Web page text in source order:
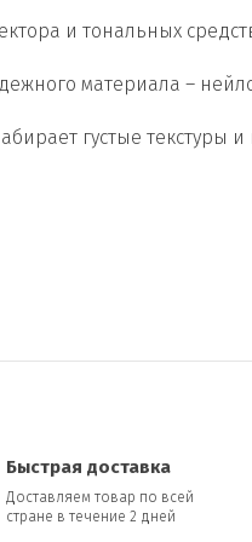
и тональных
материала –
густые текстуры
Быстрая доставка
Доставляем товар по всей
стране в течение 2 дней